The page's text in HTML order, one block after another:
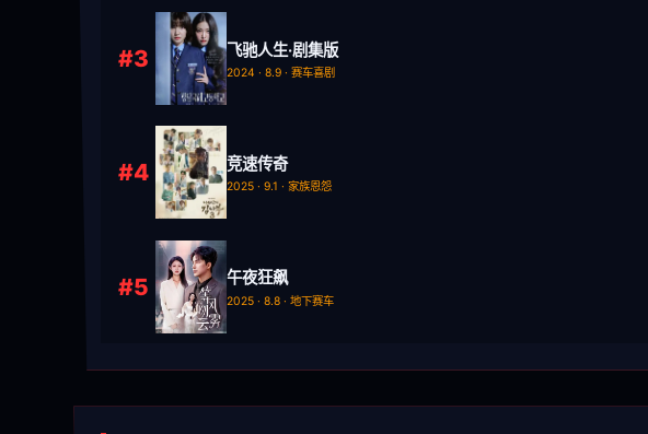
#3 飞驰人生·剧集版
2024 · 8.9 · 赛车喜剧
#4 竞速传奇
2025 · 9.1 · 家族恩怨
#5 午夜狂飙
2025 · 8.8 · 地下赛车